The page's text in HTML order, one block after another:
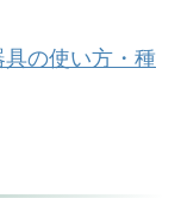
の使い方・種